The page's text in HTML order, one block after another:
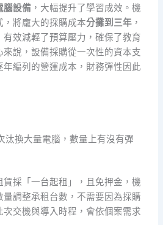
腦設備 ，大幅提升了學習成效。機
，將龐大的採購成本分攤到三年 ，
效減輕了預算壓力，確保了教育
說，設備採購從一次性的資本支
編列的營運成本，財務彈性因此
汰換大量電腦，數量上有沒有彈
採「一台起租」，且免押金，機
調整承租台數，不需要因為採購
次交機與導入時程，會依個案需求